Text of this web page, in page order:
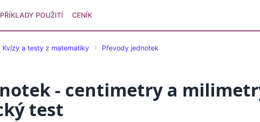
PŘÍKLADY POUŽITÍ CENÍK
Kvízy a testy z matematiky Převody jednotek
- centimetry a
test